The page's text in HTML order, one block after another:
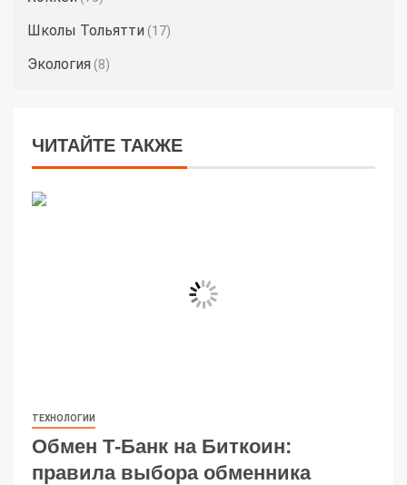
Школы Тольятти (17)
Экология (8)
ЧИТАЙТЕ ТАКЖЕ
ТЕХНОЛОГИИ
Обмен Т-Банк на Биткоин:
правила выбора обменника